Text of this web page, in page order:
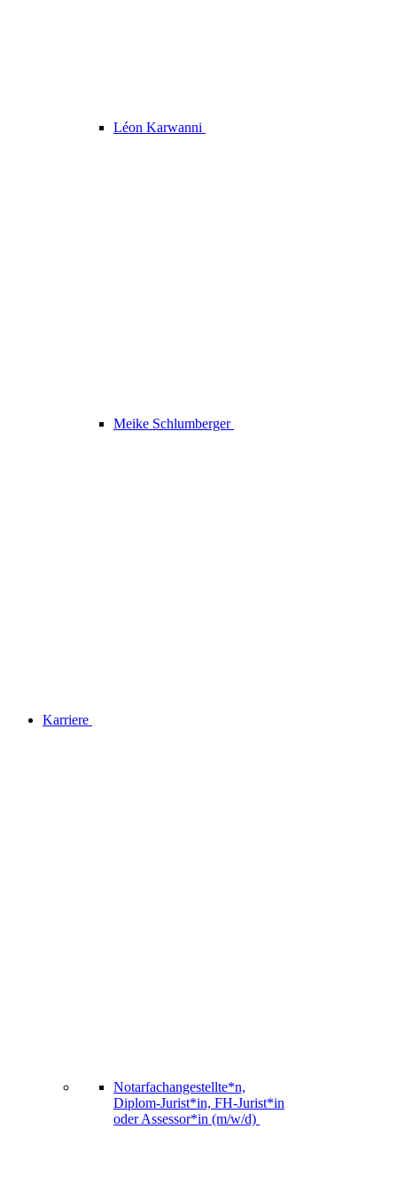
Léon Karwanni
Meike Schlumberger
Karriere
Notarfachangestellte*n,
Diplom-Jurist*in, FH-Jurist*in
oder Assessor*in (m/w/d)